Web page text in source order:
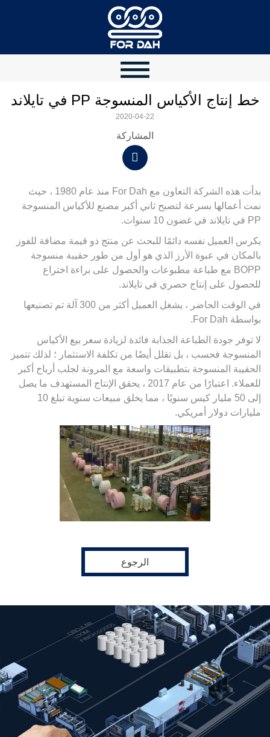
خط إنتاج الأكياس المنسوجة PP في تايلاند
2020-04-22
المشاركة
بدأت هذه الشركة التعاون مع For Dah منذ عام 1980 ، حيث
نمت أعمالها بسرعة لتصبح ثاني أكبر مصنع للأكياس المنسوجة
PP في تايلاند في غضون 10 سنوات.
يكرس العميل نفسه دائمًا للبحث عن منتج ذو قيمة مضافة للفوز
بالمكان في عبوة الأرز الذي هو أول من طور حقيبة منسوجة
BOPP مع طباعة مطبوعات والحصول على براءة اختراع
للحصول على إنتاج حصري في تايلاند.
في الوقت الحاضر ، يشغل العميل أكثر من 300 آلة تم تصنيعها
بواسطة For Dah.
لا توفر جودة الطباعة الجذابة فائدة لزيادة سعر بيع الأكياس
المنسوجة فحسب ، بل تقلل أيضًا من تكلفة الاستثمار ؛ لذلك تتميز
الحقيبة المنسوجة بتطبيقات واسعة مع المرونة لجلب أرباح أكبر
للعملاء. اعتبارًا من عام 2017 ، يحقق الإنتاج المستهدف ما يصل
إلى 50 مليار كيس سنويًا ، مما يخلق مبيعات سنوية تبلغ 10
مليارات دولار أمريكي.
الرجوع